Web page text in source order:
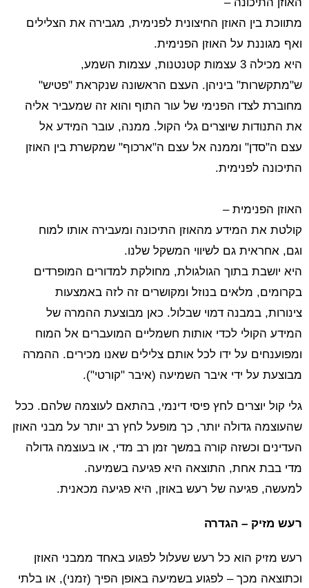
האוזן התיכונה –
מתווכת בין האוזן החיצונית לפנימית, מגבירה את הצלילים
ואף מגוננת על האוזן הפנימית.
היא מכילה 3 עצמות קטנטנות, עצמות השמע,
ש"מתקשרות" ביניהן. העצם הראשונה שנקראת "פטיש"
מחוברת לצדו הפנימי של עור התוף והוא זה שמעביר אליה
את התנודות שיוצרים גלי הקול. ממנה, עובר המידע אל
עצם ה"סדן" וממנה אל עצם ה"ארכוף" שמקשרת בין האוזן
התיכונה לפנימית.
האוזן הפנימית –
קולטת את המידע מהאוזן התיכונה ומעבירה אותו למוח
וגם, אחראית גם לשיווי המשקל שלנו.
היא יושבת בתוך הגולגולת, מחולקת למדורים המופרדים
בקרומים, מלאים בנוזל ומקושרים זה לזה באמצעות
צינורות, במבנה דמוי שבלול. כאן מבוצעת ההמרה של
המידע הקולי לכדי אותות חשמליים המועברים אל המוח
ומפוענחים על ידו לכל אותם צלילים שאנו מכירים. ההמרה
מבוצעת על ידי איבר השמיעה (איבר "קורטי").
גלי קול יוצרים לחץ פיסי דינמי, בהתאם לעוצמה שלהם. ככל
שהעוצמה גדולה יותר, כך מופעל לחץ רב יותר על מבני האוזן
העדינים וכשזה קורה במשך זמן רב מדי, או בעוצמה גדולה
מדי בבת אחת, התוצאה היא פגיעה בשמיעה.
למעשה, פגיעה של רעש באוזן, היא פגיעה מכאנית.
רעש מזיק – הגדרה
רעש מזיק הוא כל רעש שעלול לפגוע באחד ממבני האוזן
וכתוצאה מכך – לפגוע בשמיעה באופן הפיך (זמני), או בלתי